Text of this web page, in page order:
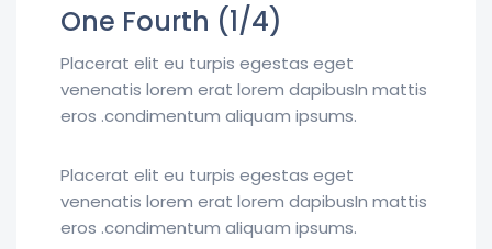
One Fourth (1/4)
Placerat elit eu turpis egestas eget
venenatis lorem erat lorem dapibusIn mattis
eros .condimentum aliquam ipsums.
Placerat elit eu turpis egestas eget
venenatis lorem erat lorem dapibusIn mattis
eros .condimentum aliquam ipsums.